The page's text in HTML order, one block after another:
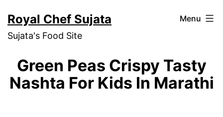
to
content
Royal Chef Sujata
Sujata's Food Site
Menu
Green Peas Crispy Tasty
Nashta For Kids In Marathi